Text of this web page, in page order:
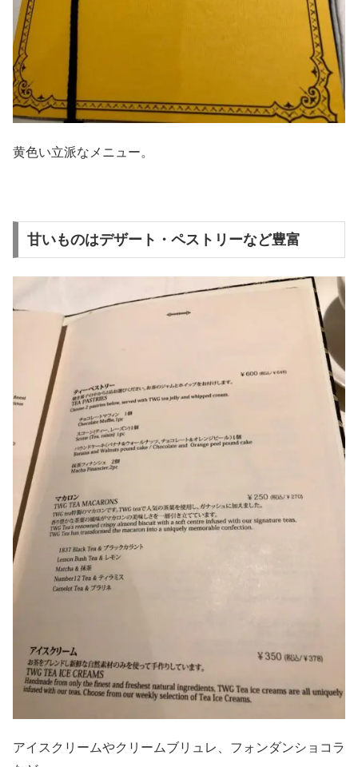
黄色い立派なメニュー。
甘いものはデザート・ペストリーなど豊富
アイスクリームやクリームブリュレ、フォンダンショコラ